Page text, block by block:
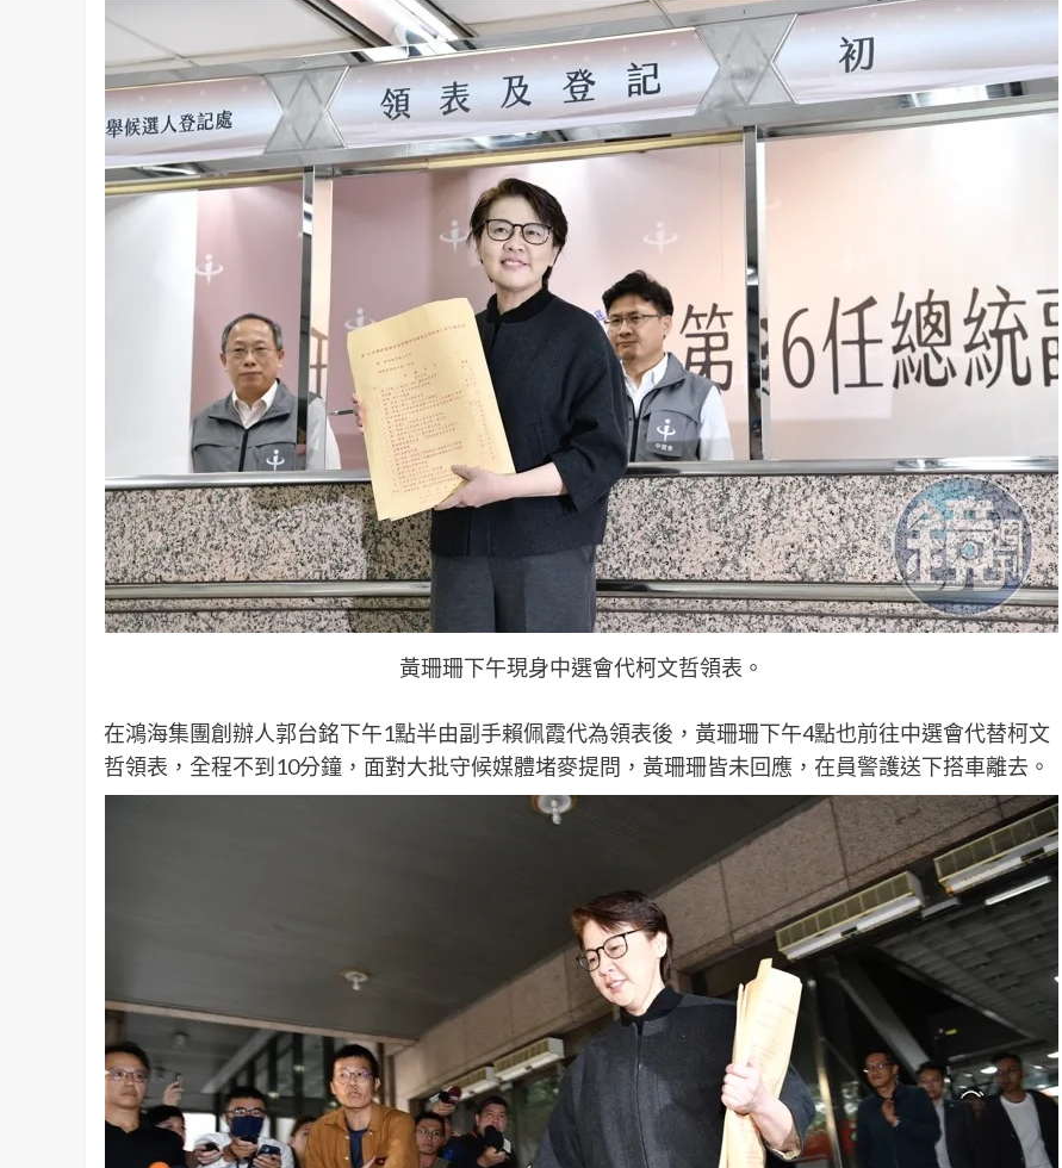
黃珊珊下午現身中選會代柯文哲領表。
在鴻海集團創辦人郭台銘下午1點半由副手賴佩霞代為領表後，黃珊珊下午4點也前往中選會代替柯文
哲領表，全程不到10分鐘，面對大批守候媒體堵麥提問，黃珊珊皆未回應，在員警護送下搭車離去。